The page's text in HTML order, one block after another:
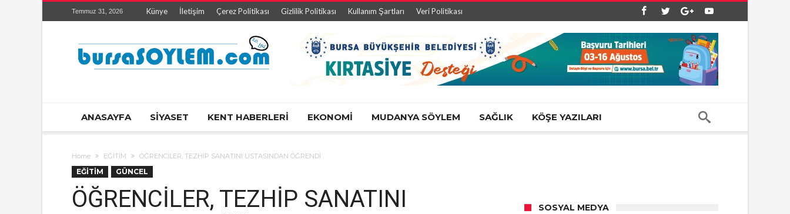
Temmuz 31, 2026 Künye İletişim Çerez Politikası Gizlilik Politikası Kullanım Şartları Veri Politikası
ANASAYFA SİYASET KENT HABERLERİ EKONOMİ MUDANYA SÖYLEM SAĞLIK KÖŞE YAZILARI
Home EĞİTİM ÖĞRENCİLER, TEZHİP SANATINI USTASINDAN ÖĞRENDİ
EĞİTİM GÜNCEL
ÖĞRENCİLER, TEZHİP SANATINI
SOSYAL MEDYA